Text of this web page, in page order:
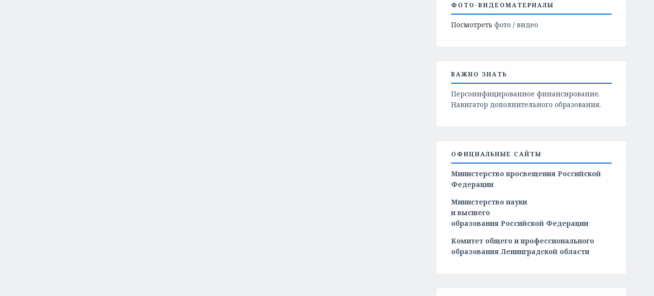
ФОТО-ВИДЕОМАТЕРИАЛЫ
Посмотреть фото / видео
ВАЖНО ЗНАТЬ
Персонифицированное финансирование.
Навигатор дополнительного образования.
ОФИЦИАЛЬНЫЕ САЙТЫ
Министерство просвещения Российской
Федерации
Министерство науки
и высшего
образования Российской Федерации
Комитет общего и профессионального
образования Ленинградской области